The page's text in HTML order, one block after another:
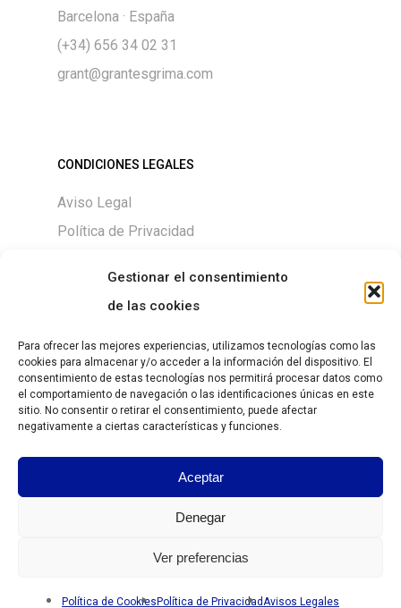
Gestionar el consentimiento
de las cookies
Para ofrecer las mejores experiencias, utilizamos tecnologías como las
cookies para almacenar y/o acceder a la información del dispositivo. El
consentimiento de estas tecnologías nos permitirá procesar datos como
el comportamiento de navegación o las identificaciones únicas en este
sitio. No consentir o retirar el consentimiento, puede afectar
negativamente a ciertas características y funciones.
Aceptar
Denegar
Ver preferencias
Política de Cookies Política de PrivacidadAvisos Legales
Barcelona · España
(+34) 656 34 02 31
grant@grantesgrima.com
CONDICIONES LEGALES
Aviso Legal
Política de Privacidad
DESCARGAS
Size chart
Guía de Tallas
https://grantesgrima.com/wp-
content/uploads/2026/07/Lista-